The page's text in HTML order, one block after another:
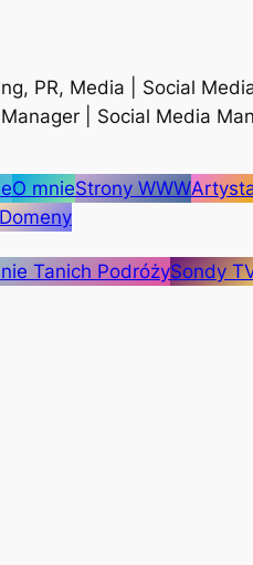
PR, Media | Social
| Social Media
O mnieStrony WWW
Domeny
Tanich PodróżySondy